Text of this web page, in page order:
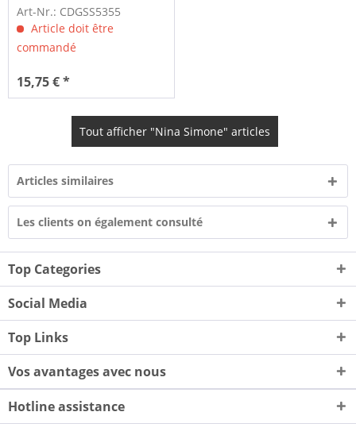
Art-Nr.: CDGSS5355
Article doit être
commandé
15,75 € *
Tout afficher "Nina Simone" articles
Articles similaires
Les clients on également consulté
Top Categories
Social Media
Top Links
Vos avantages avec nous
Hotline assistance